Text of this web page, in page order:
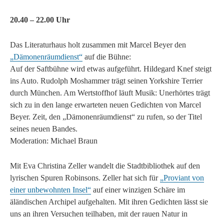
20.40 – 22.00 Uhr
Das Literaturhaus holt zusammen mit Marcel Beyer den
„Dämonenräumdienst“ auf die Bühne:
Auf der Saftbühne wird etwas aufgeführt. Hildegard Knef steigt
ins Auto. Rudolph Moshammer trägt seinen Yorkshire Terrier
durch München. Am Wertstoffhof läuft Musik: Unerhörtes trägt
sich zu in den lange erwarteten neuen Gedichten von Marcel
Beyer. Zeit, den „Dämonenräumdienst“ zu rufen, so der Titel
seines neuen Bandes.
Moderation: Michael Braun
Mit Eva Christina Zeller wandelt die Stadtbibliothek auf den
lyrischen Spuren Robinsons. Zeller hat sich für „Proviant von
einer unbewohnten Insel“ auf einer winzigen Schäre im
äländischen Archipel aufgehalten. Mit ihren Gedichten lässt sie
uns an ihren Versuchen teilhaben, mit der rauen Natur in